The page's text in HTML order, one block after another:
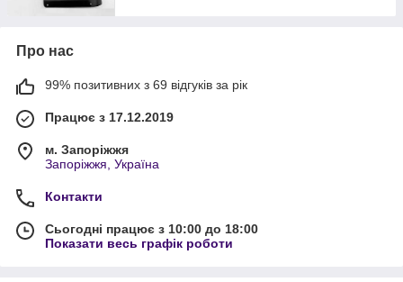
Про нас
99% позитивних з 69 відгуків за рік
Працює з 17.12.2019
м. Запоріжжя
Запоріжжя, Україна
Контакти
Сьогодні працює з 10:00 до 18:00
Показати весь графік роботи